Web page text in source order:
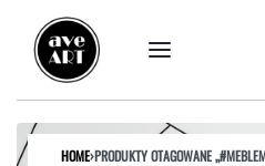
HOME›PRODUKTY OTAGOWANE